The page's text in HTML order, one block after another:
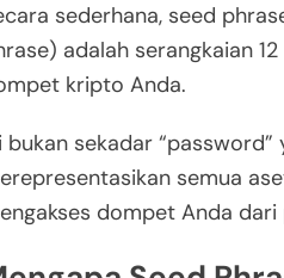
sederhana, seed
adalah serangkaian
kripto Anda.
bukan sekadar
semua
dompet Anda